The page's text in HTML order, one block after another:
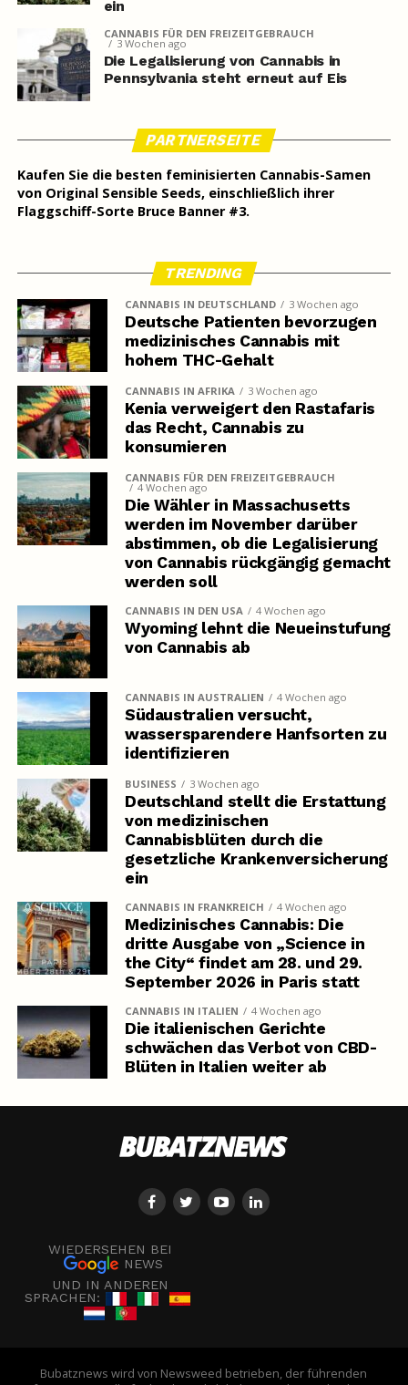
ein
CANNABIS FÜR DEN FREIZEITGEBRAUCH
3 Wochen ago
Die Legalisierung von Cannabis in
Pennsylvania steht erneut auf Eis
PARTNERSEITE
Kaufen Sie die besten feminisierten Cannabis-Samen
von Original Sensible Seeds, einschließlich ihrer
Flaggschiff-Sorte Bruce Banner #3.
TRENDING
CANNABIS IN DEUTSCHLAND 3 Wochen ago
Deutsche Patienten bevorzugen
medizinisches Cannabis mit
hohem THC-Gehalt
CANNABIS IN AFRIKA 3 Wochen ago
Kenia verweigert den Rastafaris
das Recht, Cannabis zu
konsumieren
CANNABIS FÜR DEN FREIZEITGEBRAUCH
4 Wochen ago
Die Wähler in Massachusetts
werden im November darüber
abstimmen, ob die Legalisierung
von Cannabis rückgängig gemacht
werden soll
CANNABIS IN DEN USA 4 Wochen ago
Wyoming lehnt die Neueinstufung
von Cannabis ab
CANNABIS IN AUSTRALIEN 4 Wochen ago
Südaustralien versucht,
wassersparendere Hanfsorten zu
identifizieren
BUSINESS 3 Wochen ago
Deutschland stellt die Erstattung
von medizinischen
Cannabisblüten durch die
gesetzliche Krankenversicherung
ein
CANNABIS IN FRANKREICH 4 Wochen ago
Medizinisches Cannabis: Die
dritte Ausgabe von „Science in
the City“ findet am 28. und 29.
September 2026 in Paris statt
CANNABIS IN ITALIEN 4 Wochen ago
Die italienischen Gerichte
schwächen das Verbot von CBD-
Blüten in Italien weiter ab
WIEDERSEHEN BEI
NEWS
UND IN ANDEREN
SPRACHEN:
Bubatznews wird von Newsweed betrieben, der führenden